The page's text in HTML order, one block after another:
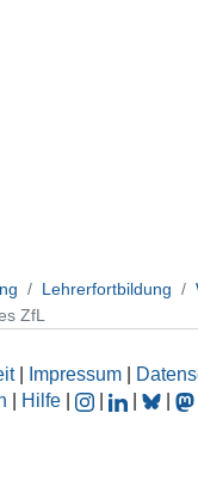
Lehrerfortbildung
ZfL
| Impressum
Hilfe